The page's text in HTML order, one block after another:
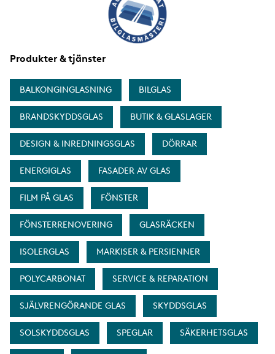
Produkter & tjänster
BALKONGINGLASNING BILGLAS
BRANDSKYDDSGLAS BUTIK & GLASLAGER
DESIGN & INREDNINGSGLAS DÖRRAR
ENERGIGLAS FASADER AV GLAS
FILM PÅ GLAS FÖNSTER
FÖNSTERRENOVERING GLASRÄCKEN
ISOLERGLAS MARKISER & PERSIENNER
POLYCARBONAT SERVICE & REPARATION
SJÄLVRENGÖRANDE GLAS SKYDDSGLAS
SOLSKYDDSGLAS SPEGLAR SÄKERHETSGLAS